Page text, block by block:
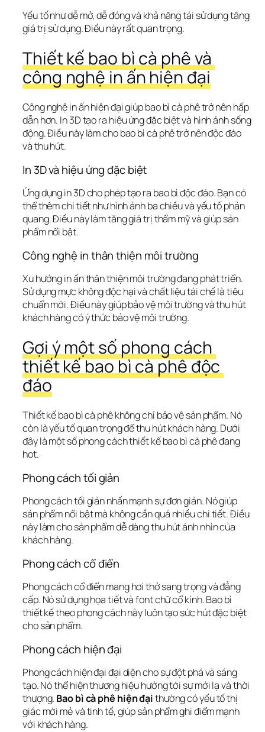
Yếu tố như dễ mở, dễ đóng và khả năng tái sử dụng tăng
giá trị sử dụng. Điều này rất quan trọng.
Thiết kế bao bì cà phê và
công nghệ in ấn hiện đại
Công nghệ in ấn hiện đại giúp bao bì cà phê trở nên hấp
dẫn hơn. In 3D tạo ra hiệu ứng đặc biệt và hình ảnh sống
động. Điều này làm cho bao bì cà phê trở nên độc đáo
và thu hút.
In 3D và hiệu ứng đặc biệt
Ứng dụng in 3D cho phép tạo ra bao bì độc đáo. Bạn có
thể thêm chi tiết như hình ảnh ba chiều và yếu tố phản
quang. Điều này làm tăng giá trị thẩm mỹ và giúp sản
phẩm nổi bật.
Công nghệ in thân thiện môi trường
Xu hướng in ấn thân thiện môi trường đang phát triển.
Sử dụng mực không độc hại và chất liệu tái chế là tiêu
chuẩn mới. Điều này giúp bảo vệ môi trường và thu hút
khách hàng có ý thức bảo vệ môi trường.
Gợi ý một số phong cách
thiết kế bao bì cà phê độc
đáo
Thiết kế bao bì cà phê không chỉ bảo vệ sản phẩm. Nó
còn là yếu tố quan trọng để thu hút khách hàng. Dưới
đây là một số phong cách thiết kế bao bì cà phê đang
hot.
Phong cách tối giản
Phong cách tối giản nhấn mạnh sự đơn giản. Nó giúp
sản phẩm nổi bật mà không cần quá nhiều chi tiết. Điều
này làm cho sản phẩm dễ dàng thu hút ánh nhìn của
khách hàng.
Phong cách cổ điển
Phong cách cổ điển mang hơi thở sang trọng và đẳng
cấp. Nó sử dụng họa tiết và font chữ cổ kính. Bao bì
thiết kế theo phong cách này luôn tạo sức hút đặc biệt
cho sản phẩm.
Phong cách hiện đại
Phong cách hiện đại đại diện cho sự đột phá và sáng
tạo. Nó thể hiện thương hiệu hướng tới sự mới lạ và thời
thượng. Bao bì cà phê hiện đại thường có yếu tố thị
giác mới mẻ và tinh tế, giúp sản phẩm ghi điểm mạnh
với khách hàng.